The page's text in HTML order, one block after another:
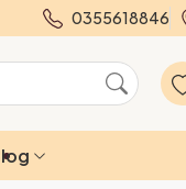
0355618846